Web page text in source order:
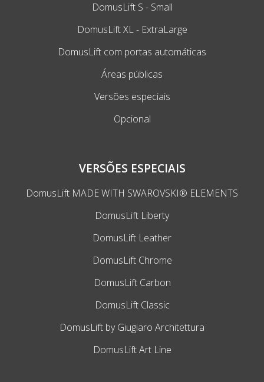
DomusLift S - Small
DomusLift XL - ExtraLarge
DomusLift com portas automáticas
Áreas públicas
Versões especiais
Opcional
VERSÕES ESPECIAIS
DomusLift MADE WITH SWAROVSKI® ELEMENTS
DomusLift Liberty
DomusLift Leather
DomusLift Chrome
DomusLift Carbon
DomusLift Classic
DomusLift by Giugiaro Architettura
DomusLift Art Line